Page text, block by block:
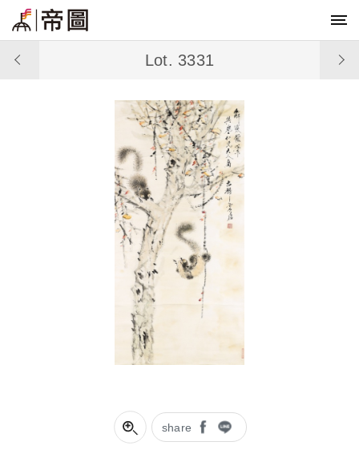
share
Lot. 3331